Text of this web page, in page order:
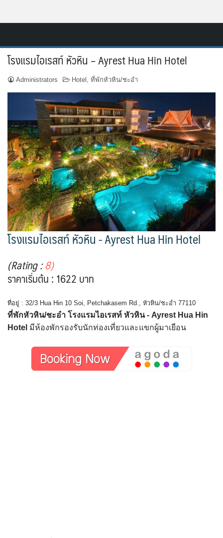
contentHome
ทำเว็บไซต์รีสอร์ท
เกี่ยวกับเรา
โรงแรมไอเรสท์ หัวหิน – Ayrest Hua Hin Hotel
Administrators Hotel , ที่พักหัวหิน/ชะอำ
โรงแรมไอเรสท์ หัวหิน - Ayrest Hua Hin Hotel
(Rating :8)
ราคาเริ่มต้น : 1622 บาท
ที่อยู่ : 32/3 Hua Hin 10 Soi, Petchakasem Rd., หัวหิน/ชะอำ 77110
ที่พักหัวหิน/ชะอำ โรงแรมไอเรสท์ หัวหิน - Ayrest Hua Hin
Hotel มีห้องพักรองรับนักท่องเที่ยวและแขกผู้มาเยือน